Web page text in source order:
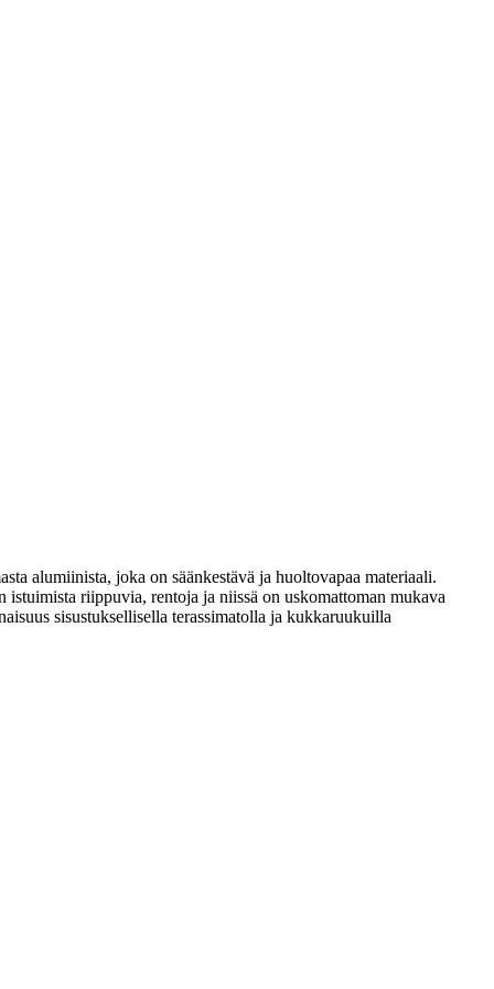
alumiinista, joka on säänkestävä ja huoltovapaa materiaali.
istuimista riippuvia, rentoja ja niissä on uskomattoman mukava
sisustuksellisella terassimatolla ja kukkaruukuilla